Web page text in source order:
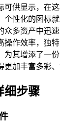
可供显示，在
个性化的图标
众多资产中迅
操作效率，独
为其增添了一
更加丰富多彩、
细步骤